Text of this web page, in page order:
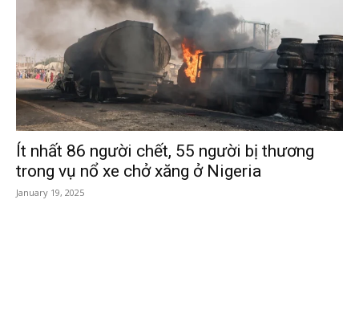
Ít nhất 86 người chết, 55 người bị thương
trong vụ nổ xe chở xăng ở Nigeria
January 19, 2025